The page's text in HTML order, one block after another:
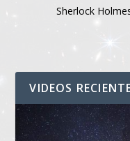
Sherlock
VIDEOS